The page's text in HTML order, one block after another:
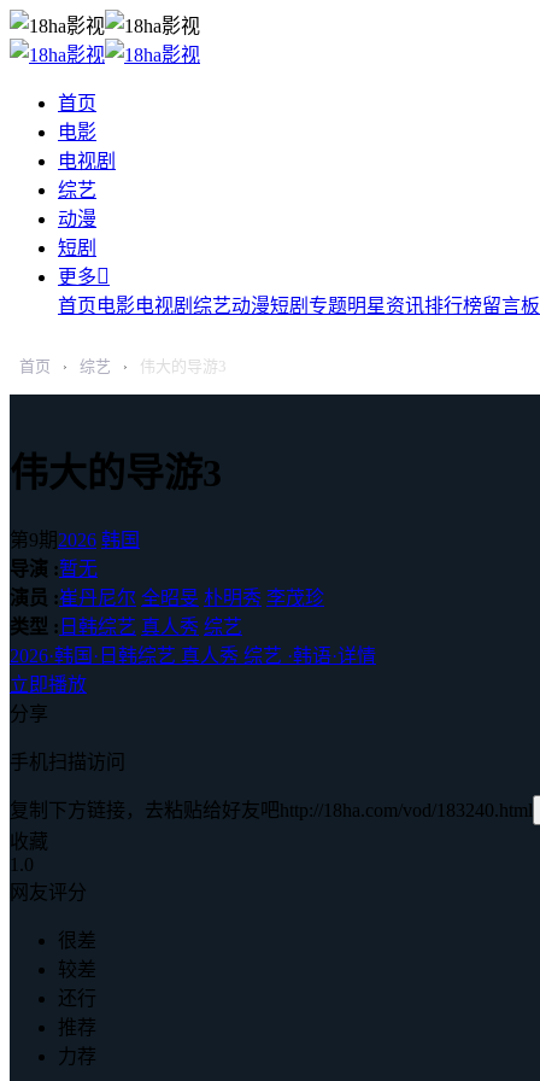
首页
电影
电视剧
综艺
动漫
短剧
更多
首页电影电视剧 综艺动漫短剧 专题明星资讯排行榜留言板
首页 › 综艺 › 伟大的导游3
伟大的导游3
第9期2026 韩国
导演 :暂无
演员 :崔丹尼尔 全昭旻 朴明秀 李茂珍
类型 : 日韩综艺 真人秀 综艺
2026·韩国 · 日韩综艺 真人秀 综艺 ·韩语·详情
立即播放
分享
手机扫描访问
复制下方链接，去粘贴给好友吧http://18ha.com/vod/183240.html
收藏
1.0
网友评分
很差
较差
还行
推荐
力荐